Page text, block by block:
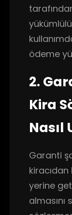
ödeme
2.
Kira
Nasıl
Garanti
yerine